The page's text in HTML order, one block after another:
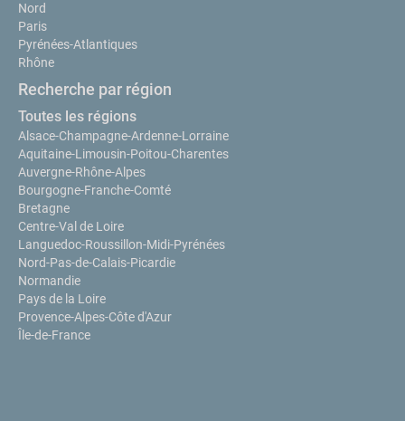
Nord
Paris
Pyrénées-Atlantiques
Rhône
Recherche par région
Toutes les régions
Alsace-Champagne-Ardenne-Lorraine
Aquitaine-Limousin-Poitou-Charentes
Auvergne-Rhône-Alpes
Bourgogne-Franche-Comté
Bretagne
Centre-Val de Loire
Languedoc-Roussillon-Midi-Pyrénées
Nord-Pas-de-Calais-Picardie
Normandie
Pays de la Loire
Provence-Alpes-Côte d'Azur
Île-de-France